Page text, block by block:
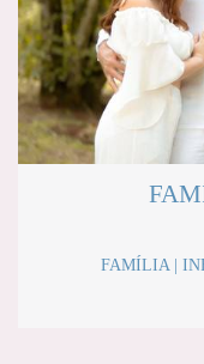
FAMÍLIA |